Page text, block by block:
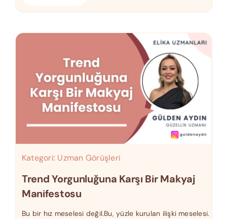
Kategori: Uzman Görüşleri
Trend Yorgunluğuna Karşı Bir Makyaj
Manifestosu
Bu bir hız meselesi değil.Bu, yüzle kurulan ilişki meselesi.